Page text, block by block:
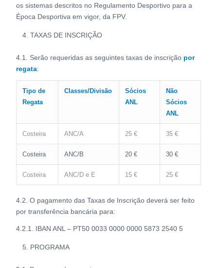
os sistemas descritos no Regulamento Desportivo para a
Época Desportiva em vigor, da FPV.
TAXAS DE INSCRIÇÃO
4.1. Serão requeridas as seguintes taxas de inscrição por
regata:
Tipo de
Regata
Classes/Divisão
Sócios
ANL
Não
Sócios
ANL
Costeira ANC/A 25 € 35 €
Costeira ANC/B 20 € 30 €
Costeira ANC/D e E 15 € 25 €
4.2. O pagamento das Taxas de Inscrição deverá ser feito
por transferência bancária para:
4.2.1. IBAN ANL – PT50 0033 0000 0000 5873 2540 5
PROGRAMA